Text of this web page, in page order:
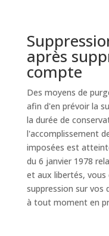
après
compte
Des moyens de
afin d'en prévoir la
la durée de
l'accomplissement
imposées est
du 6 janvier 1978
et aux libertés, vous
suppression sur vos
à tout moment en